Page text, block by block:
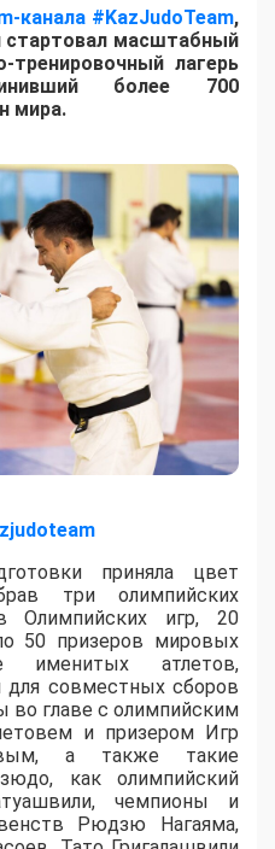
канала #KazJudoTeam,
стартовал масштабный
лагерь
более 700
мира.
приняла цвет
три олимпийских
Олимпийских игр, 20
50 призеров мировых
именитых атлетов,
совместных сборов
во главе с олимпийским
и призером Игр
а также такие
как олимпийский
чемпионы и
Рюдзю Нагаяма,